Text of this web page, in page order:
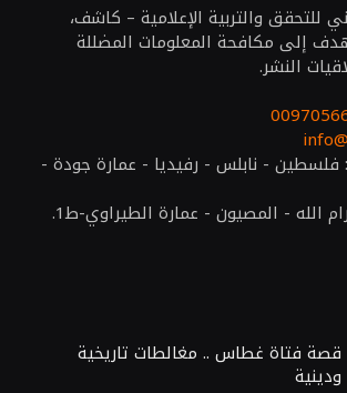
للتحقق والتربية الإعلامية – كاشف،
إلى مكافحة المعلومات المضللة
النشر.
فلسطين - نابلس - رفيديا - عمارة جودة -
الله - المصيون - عمارة الطيراوي-ط1.
قصة فتاة غطاس .. مغالطات تاريخية
ودينية